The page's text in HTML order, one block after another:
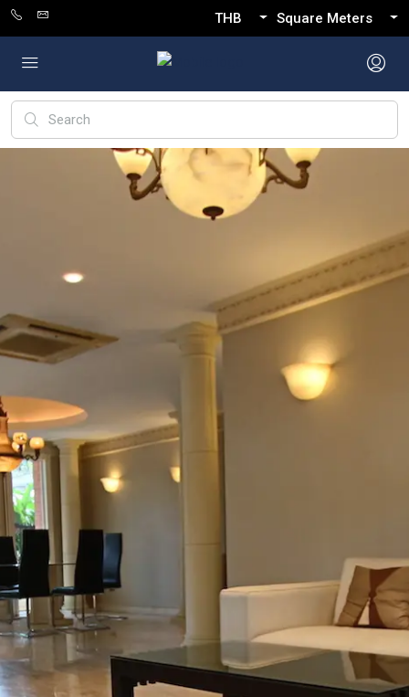
THB Square Meters